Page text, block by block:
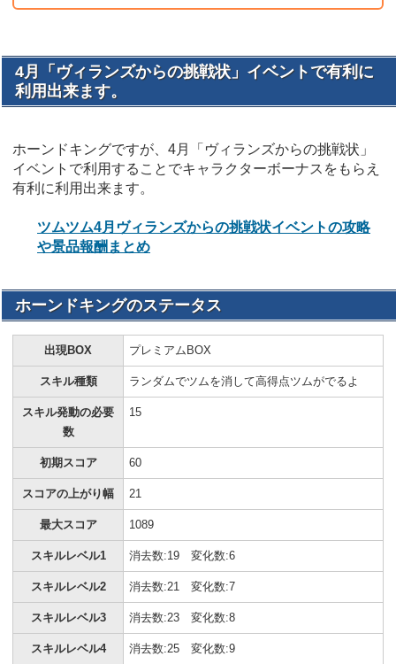
4月「ヴィランズからの挑戦状」イベントで有利に
利用出来ます。
ホーンドキングですが、4月「ヴィランズからの挑戦状」
イベントで利用することでキャラクターボーナスをもらえ
有利に利用出来ます。
ツムツム4月ヴィランズからの挑戦状イベントの攻略
や景品報酬まとめ
ホーンドキングのステータス
出現BOX プレミアムBOX
スキル種類 ランダムでツムを消して高得点ツムがでるよ
スキル発動の必要
数
15
初期スコア 60
スコアの上がり幅 21
最大スコア 1089
スキルレベル1 消去数:19 変化数:6
スキルレベル2 消去数:21 変化数:7
スキルレベル3 消去数:23 変化数:8
スキルレベル4 消去数:25 変化数:9